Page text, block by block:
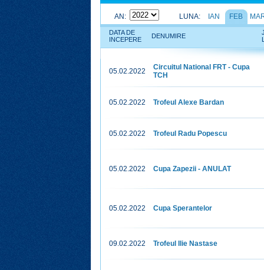
AN: FEB
IAN
LUNA:
DATA DE
INCEPERE
DENUMIRE
05.02.2022
Circuitul National FRT - Cupa
TCH
05.02.2022 Trofeul Alexe Bardan
05.02.2022 Trofeul Radu Popescu
05.02.2022 Cupa Zapezii - ANULAT
05.02.2022 Cupa Sperantelor
09.02.2022 Trofeul Ilie Nastase